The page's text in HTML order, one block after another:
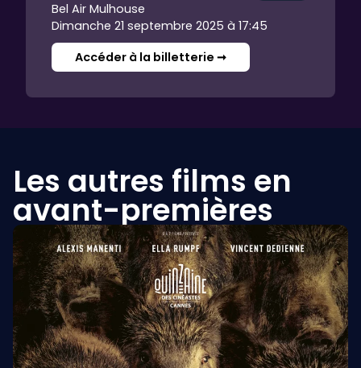
Bel Air Mulhouse
Dimanche 21 septembre 2025 à 17:45
Accéder à la billetterie ➞
Les autres films en
avant-premières